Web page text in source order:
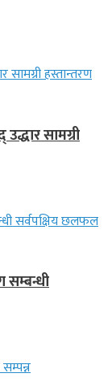
सामग्री
सम्बन्धी